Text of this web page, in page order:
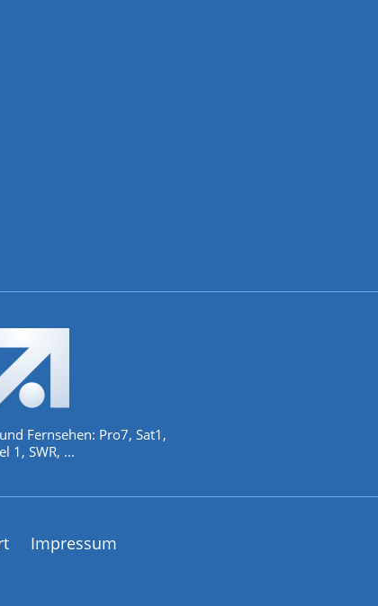
Fernsehen: Pro7, Sat1,
1, SWR, ...
Impressum